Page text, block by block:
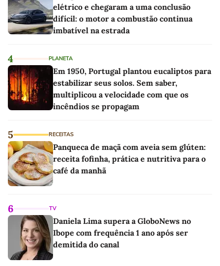
elétrico e chegaram a uma conclusão
difícil: o motor a combustão continua
imbatível na estrada
4 PLANETA
Em 1950, Portugal plantou eucaliptos para
estabilizar seus solos. Sem saber,
multiplicou a velocidade com que os
incêndios se propagam
5 RECEITAS
Panqueca de maçã com aveia sem glúten:
receita fofinha, prática e nutritiva para o
café da manhã
6 TV
Daniela Lima supera a GloboNews no
Ibope com frequência 1 ano após ser
demitida do canal